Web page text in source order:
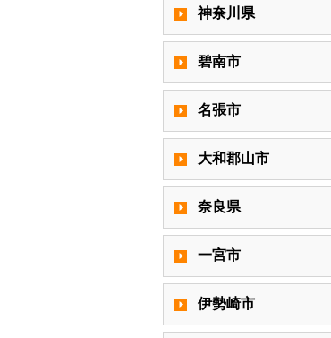
神奈川県
碧南市
名張市
大和郡山市
奈良県
一宮市
伊勢崎市